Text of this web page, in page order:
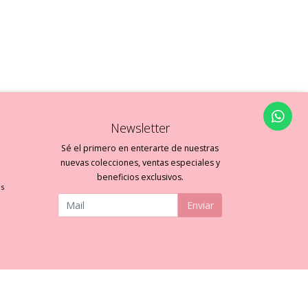
Newsletter
Sé el primero en enterarte de nuestras
nuevas colecciones, ventas especiales y
beneficios exclusivos.
Enviar